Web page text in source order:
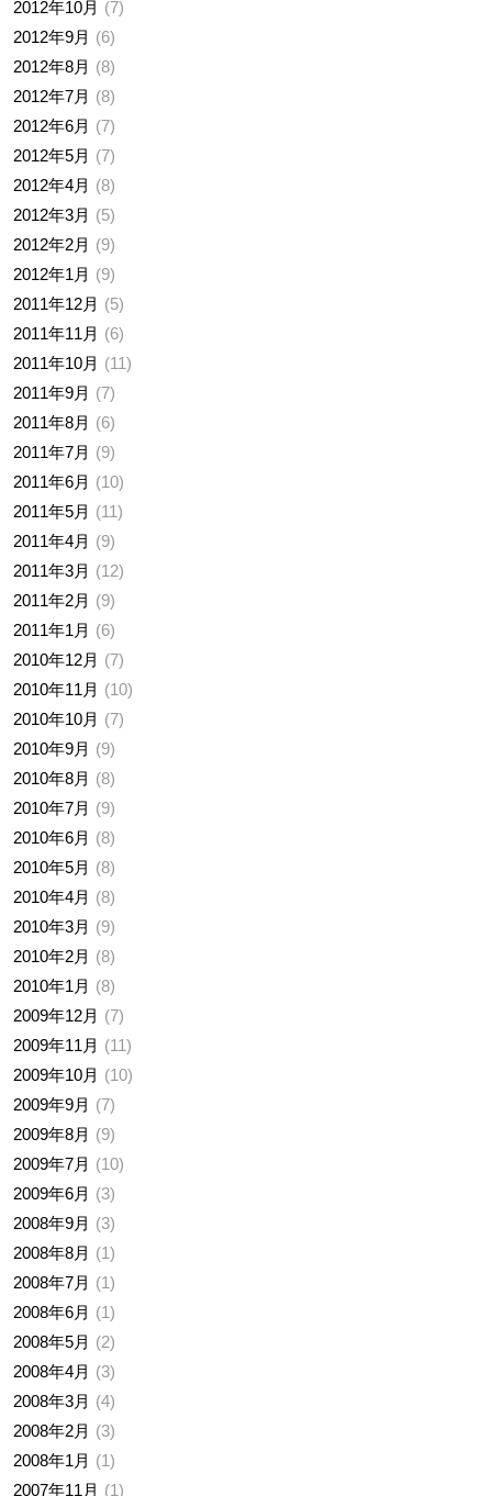
2012年10月
7
2012年9月
6
2012年8月
8
2012年7月
8
2012年6月
7
2012年5月
7
2012年4月
8
2012年3月
5
2012年2月
9
2012年1月
9
2011年12月
5
2011年11月
6
2011年10月
11
2011年9月
7
2011年8月
6
2011年7月
9
2011年6月
10
2011年5月
11
2011年4月
9
2011年3月
12
2011年2月
9
2011年1月
6
2010年12月
7
2010年11月
10
2010年10月
7
2010年9月
9
2010年8月
8
2010年7月
9
2010年6月
8
2010年5月
8
2010年4月
8
2010年3月
9
2010年2月
8
2010年1月
8
2009年12月
7
2009年11月
11
2009年10月
10
2009年9月
7
2009年8月
9
2009年7月
10
2009年6月
3
2008年9月
3
2008年8月
1
2008年7月
1
2008年6月
1
2008年5月
2
2008年4月
3
2008年3月
4
2008年2月
3
2008年1月
1
2007年11月
1